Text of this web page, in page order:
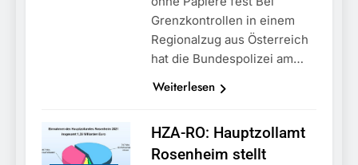
Grenzkontrollen in einem
Regionalzug aus Österreich
hat die Bundespolizei am…
Weiterlesen
HZA-RO: Hauptzollamt
Rosenheim stellt